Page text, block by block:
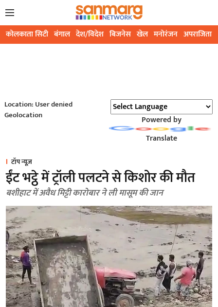
कोलकाता सिटी बंगाल देश/विदेश बिजनेस खेल मनोरंजन अपराजिता
Location: User denied
Geolocation
Powered by
Translate
टॉप न्यूज़
ईंट भट्ठे में ट्रॉली पलटने से किशोर की मौत
बशीहाट में अवैध मिट्टी कारोबार ने ली मासूम की जान